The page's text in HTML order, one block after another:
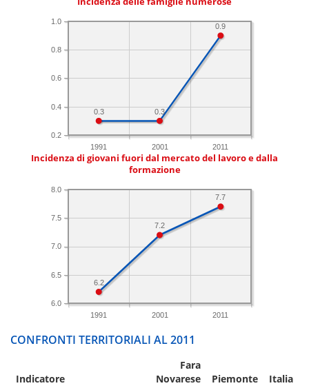
1991 2001 2011
0.2
0.4
0.6
0.8
1.0
0.9
0.3
0.3
Incidenza di giovani fuori dal mercato del lavoro e dalla
formazione
1991 2001 2011
6.0
6.5
7.0
7.5
8.0
7.7
7.2
6.2
CONFRONTI TERRITORIALI AL 2011
Indicatore
Fara
Novarese
Piemonte Italia